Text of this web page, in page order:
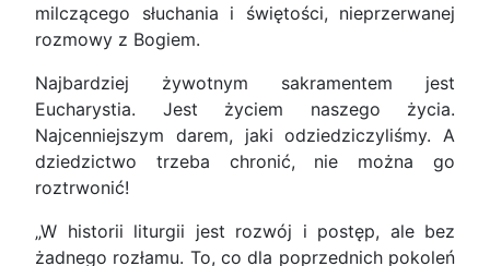
milczącego słuchania i świętości, nieprzerwanej
rozmowy z Bogiem.
Najbardziej żywotnym sakramentem jest
Eucharystia. Jest życiem naszego życia.
Najcenniejszym darem, jaki odziedziczyliśmy. A
dziedzictwo trzeba chronić, nie można go
roztrwonić!
„W historii liturgii jest rozwój i postęp, ale bez
żadnego rozłamu. To, co dla poprzednich pokoleń